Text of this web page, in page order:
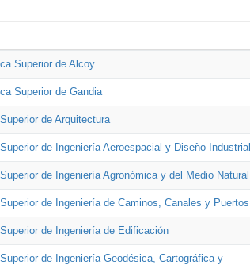
Superior de Alcoy
Superior de Gandia
de Arquitectura
de Ingeniería Aeroespacial y Diseño Industrial
de Ingeniería Agronómica y del Medio Natural
de Ingeniería de Caminos, Canales y Puertos
de Ingeniería de Edificación
de Ingeniería Geodésica, Cartográfica y